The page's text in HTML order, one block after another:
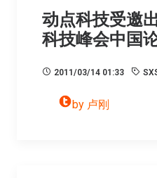
动点科技受邀
科技峰会中国
2011/03/14 01:33
by 卢刚